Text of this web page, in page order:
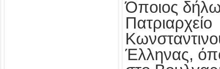
Όποιος
Πατριαρχείο
Έλληνας,